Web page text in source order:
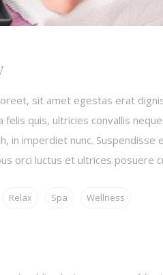
sit amet egestas erat
felis quis, ultricies convallis
in imperdiet nunc.
orci luctus et ultrices posuere
Relax Spa Wellness